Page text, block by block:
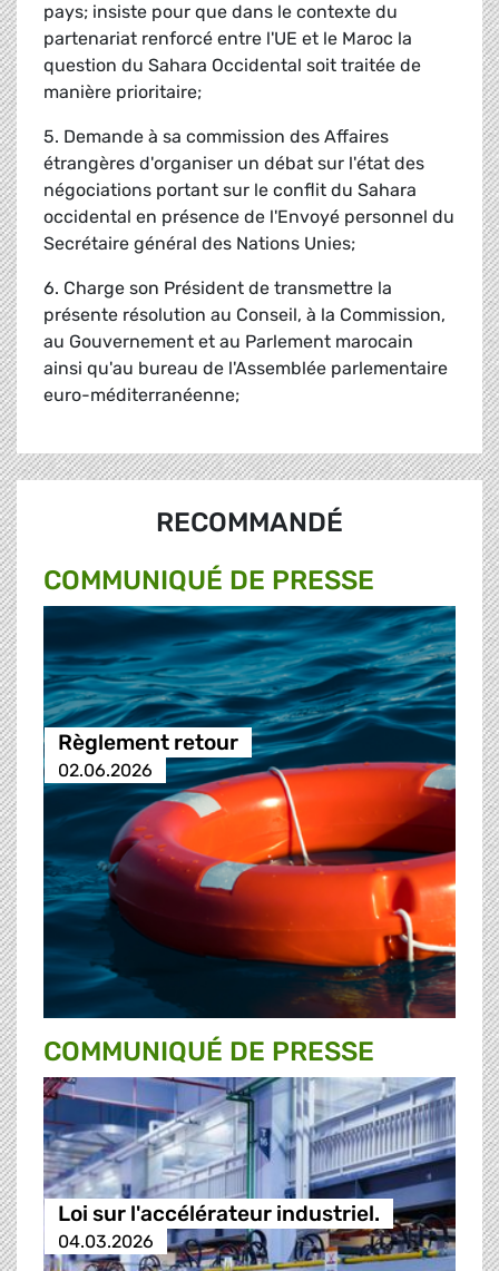
pays; insiste pour que dans le contexte du
partenariat renforcé entre l'UE et le Maroc la
question du Sahara Occidental soit traitée de
manière prioritaire;
5. Demande à sa commission des Affaires
étrangères d'organiser un débat sur l'état des
négociations portant sur le conflit du Sahara
occidental en présence de l'Envoyé personnel du
Secrétaire général des Nations Unies;
6. Charge son Président de transmettre la
présente résolution au Conseil, à la Commission,
au Gouvernement et au Parlement marocain
ainsi qu'au bureau de l'Assemblée parlementaire
euro-méditerranéenne;
RECOMMANDÉ
COMMUNIQUÉ DE PRESSE
Règlement retour
02.06.2026
COMMUNIQUÉ DE PRESSE
Loi sur l'accélérateur industriel.
04.03.2026